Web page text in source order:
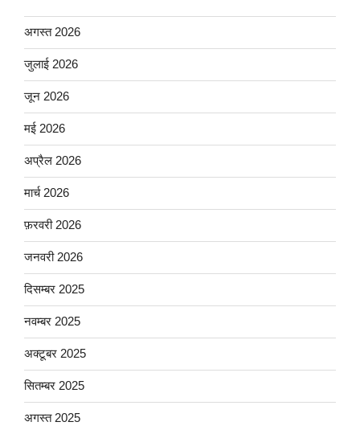
अगस्त 2026
जुलाई 2026
जून 2026
मई 2026
अप्रैल 2026
मार्च 2026
फ़रवरी 2026
जनवरी 2026
दिसम्बर 2025
नवम्बर 2025
अक्टूबर 2025
सितम्बर 2025
अगस्त 2025